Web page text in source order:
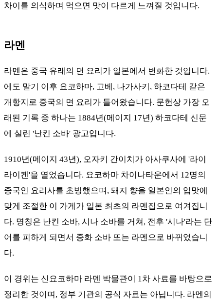
차이를 의식하며 먹으면 맛이 다르게 느껴질 것입니다.
라멘
라멘은 중국 유래의 면 요리가 일본에서 변화한 것입니다.
에도 말기 이후 요코하마, 고베, 나가사키, 하코다테 같은
개항지로 중국의 면 요리가 들어왔습니다. 문헌상 가장 오
래된 기록 중 하나는 1884년(메이지 17년) 하코다테 신문
에 실린 '난킨 소바' 광고입니다.
1910년(메이지 43년), 오자키 간이치가 아사쿠사에 '라이
라이켄'을 열었습니다. 요코하마 차이나타운에서 12명의
중국인 요리사를 초빙했으며, 돼지 향을 일본인의 입맛에
맞게 조절한 이 가게가 일본 최초의 라멘집으로 여겨집니
다. 명칭은 난킨 소바, 시나 소바를 거쳐, 전후 '시나'라는 단
어를 피하게 되면서 중화 소바 또는 라멘으로 바뀌었습니
다.
이 경위는 신요코하마 라멘 박물관이 1차 사료를 바탕으로
정리한 것이며, 정부 기관의 공식 자료는 아닙니다. 라멘의